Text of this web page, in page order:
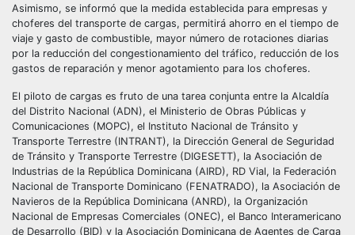
Asimismo, se informó que la medida establecida para empresas y
choferes del transporte de cargas, permitirá ahorro en el tiempo de
viaje y gasto de combustible, mayor número de rotaciones diarias
por la reducción del congestionamiento del tráfico, reducción de los
gastos de reparación y menor agotamiento para los choferes.
El piloto de cargas es fruto de una tarea conjunta entre la Alcaldía
del Distrito Nacional (ADN), el Ministerio de Obras Públicas y
Comunicaciones (MOPC), el Instituto Nacional de Tránsito y
Transporte Terrestre (INTRANT), la Dirección General de Seguridad
de Tránsito y Transporte Terrestre (DIGESETT), la Asociación de
Industrias de la República Dominicana (AIRD), RD Vial, la Federación
Nacional de Transporte Dominicano (FENATRADO), la Asociación de
Navieros de la República Dominicana (ANRD), la Organización
Nacional de Empresas Comerciales (ONEC), el Banco Interamericano
de Desarrollo (BID) y la Asociación Dominicana de Agentes de Carga